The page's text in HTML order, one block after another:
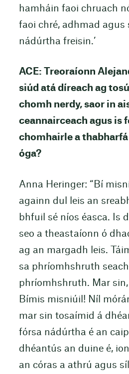
hamháin faoi chruach
faoi chré, adhmad agus
nádúrtha freisin.’
ACE: Treoraíonn
siúd atá díreach ag
chomh nerdy, saor in
ceannairceach agus is
chomhairle a
óga?
Anna Heringer: “Bí
againn dul leis an
bhfuil sé níos éasca. Is
seo a theastaíonn ó
ag an margadh leis.
sa phríomhshruth
phríomhshruth. Mar
Bímis misniúil! Níl
mar sin tosaímid á
fórsa nádúrtha é an
dhéantús an duine é,
an córas a athrú agus